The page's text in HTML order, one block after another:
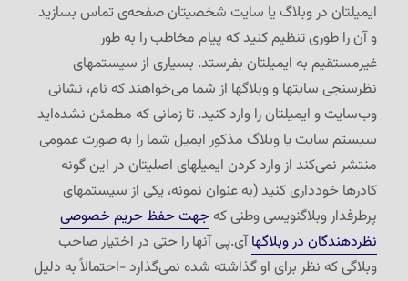
ایمیلتان در وبلاگ یا سایت شخصیتان صفحه‌ی تماس بسازید
و آن را طوری تنظیم کنید که پیام مخاطب را به طور
غیرمستقیم به ایمیلتان بفرستد. بسیاری از سیستمهای
نظرسنجی سایتها و وبلاگها از شما می‌خواهند که نام، نشانی
وب‌سایت و ایمیلتان را وارد کنید. تا زمانی که مطمئن نشده‌اید
سیستم سایت یا وبلاگ مذکور ایمیل شما را به صورت عمومی
منتشر نمی‌کند از وارد کردن ایمیلهای اصلیتان در این گونه
کادرها خودداری کنید (به عنوان نمونه، یکی از سیستمهای
پرطرفدار وبلاگنویسی وطنی کهجهت حفظ حریم خصوصی
نظردهندگان در وبلاگهاآی.پی آنها را حتی در اختیار صاحب
وبلاگی که نظر برای او گذاشته شده نمی‌گذارد -احتمالاً به دلیل